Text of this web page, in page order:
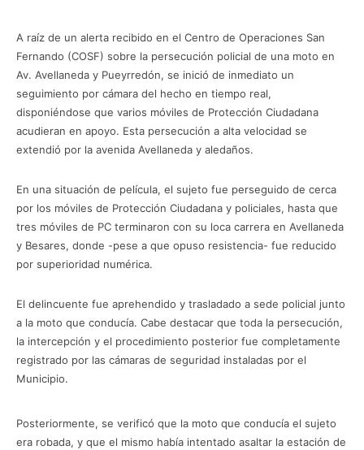
A raíz de un alerta recibido en el Centro de Operaciones San
Fernando (COSF) sobre la persecución policial de una moto en
Av. Avellaneda y Pueyrredón, se inició de inmediato un
seguimiento por cámara del hecho en tiempo real,
disponiéndose que varios móviles de Protección Ciudadana
acudieran en apoyo. Esta persecución a alta velocidad se
extendió por la avenida Avellaneda y aledaños.
En una situación de película, el sujeto fue perseguido de cerca
por los móviles de Protección Ciudadana y policiales, hasta que
tres móviles de PC terminaron con su loca carrera en Avellaneda
y Besares, donde -pese a que opuso resistencia- fue reducido
por superioridad numérica.
El delincuente fue aprehendido y trasladado a sede policial junto
a la moto que conducía. Cabe destacar que toda la persecución,
la intercepción y el procedimiento posterior fue completamente
registrado por las cámaras de seguridad instaladas por el
Municipio.
Posteriormente, se verificó que la moto que conducía el sujeto
era robada, y que el mismo había intentado asaltar la estación de